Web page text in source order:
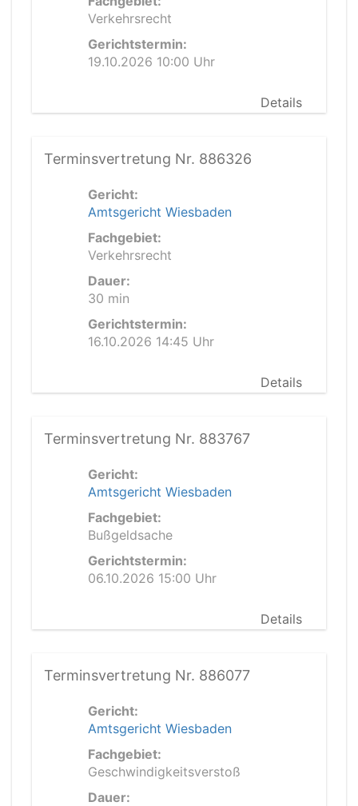
Verkehrsrecht
Gerichtstermin:
19.10.2026 10:00 Uhr
Details
Terminsvertretung Nr. 886326
Gericht:
Amtsgericht Wiesbaden
Fachgebiet:
Verkehrsrecht
Dauer:
30 min
Gerichtstermin:
16.10.2026 14:45 Uhr
Details
Terminsvertretung Nr. 883767
Gericht:
Amtsgericht Wiesbaden
Fachgebiet:
Bußgeldsache
Gerichtstermin:
06.10.2026 15:00 Uhr
Details
Terminsvertretung Nr. 886077
Gericht:
Amtsgericht Wiesbaden
Fachgebiet:
Geschwindigkeitsverstoß
Dauer: